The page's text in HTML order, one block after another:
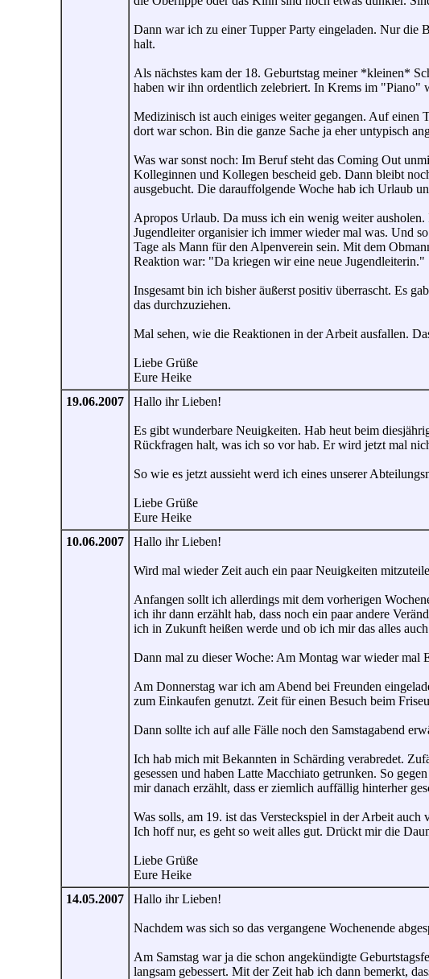
Dann war ich zu einer Tupper Party eingeladen. Nur die
halt.
Als nächstes kam der 18. Geburtstag meiner *kleinen*
haben wir ihn ordentlich zelebriert. In Krems im "Piano"
Medizinisch ist auch einiges weiter gegangen. Auf einen
dort war schon. Bin die ganze Sache ja eher untypisch
Was war sonst noch: Im Beruf steht das Coming Out
Kolleginnen und Kollegen bescheid geb. Dann bleibt
ausgebucht. Die darauffolgende Woche hab ich Urlaub
Apropos Urlaub. Da muss ich ein wenig weiter
Jugendleiter organisier ich immer wieder mal was. Und
Tage als Mann für den Alpenverein sein. Mit dem
Reaktion war: "Da kriegen wir eine neue Jugendleiterin."
Insgesamt bin ich bisher äußerst positiv überrascht. Es
das durchzuziehen.
Mal sehen, wie die Reaktionen in der Arbeit ausfallen.
Liebe Grüße
Eure Heike
19.06.2007
Hallo ihr Lieben!
Es gibt wunderbare Neuigkeiten. Hab heut beim
Rückfragen halt, was ich so vor hab. Er wird jetzt mal
So wie es jetzt aussieht werd ich eines unserer
Liebe Grüße
Eure Heike
10.06.2007
Hallo ihr Lieben!
Wird mal wieder Zeit auch ein paar Neuigkeiten
Anfangen sollt ich allerdings mit dem vorherigen
ich ihr dann erzählt hab, dass noch ein paar andere
ich in Zukunft heißen werde und ob ich mir das alles
Dann mal zu dieser Woche: Am Montag war wieder mal
Am Donnerstag war ich am Abend bei Freunden
zum Einkaufen genutzt. Zeit für einen Besuch beim
Dann sollte ich auf alle Fälle noch den Samstagabend
Ich hab mich mit Bekannten in Schärding verabredet.
gesessen und haben Latte Macchiato getrunken. So
mir danach erzählt, dass er ziemlich auffällig hinterher
Was solls, am 19. ist das Versteckspiel in der Arbeit
Ich hoff nur, es geht so weit alles gut. Drückt mir die
Liebe Grüße
Eure Heike
14.05.2007
Hallo ihr Lieben!
Nachdem was sich so das vergangene Wochenende
Am Samstag war ja die schon angekündigte
langsam gebessert. Mit der Zeit hab ich dann bemerkt,